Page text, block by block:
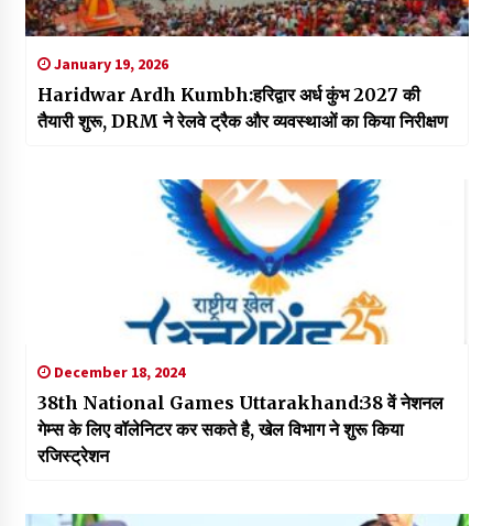
January 19, 2026
Haridwar Ardh Kumbh:हरिद्वार अर्ध कुंभ 2027 की
तैयारी शुरू, DRM ने रेलवे ट्रैक और व्यवस्थाओं का किया निरीक्षण
December 18, 2024
38th National Games Uttarakhand:38 वें नेशनल
गेम्स के लिए वॉलेनिटर कर सकते है, खेल विभाग ने शुरू किया
रजिस्ट्रेशन